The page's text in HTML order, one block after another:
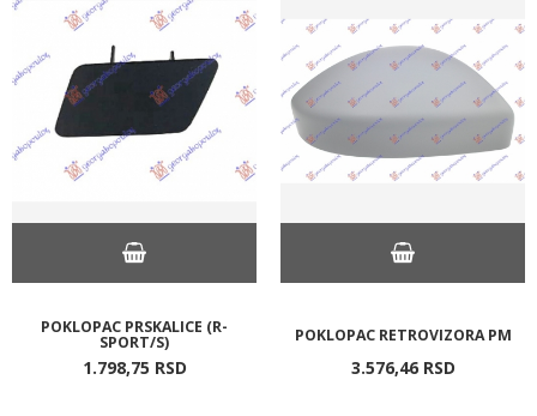
POKLOPAC PRSKALICE (R-
SPORT/S)
1.798,75 RSD
POKLOPAC RETROVIZORA PM
3.576,46 RSD